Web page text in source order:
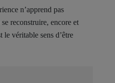
n’apprend pas
reconstruire, encore et
le véritable sens d’être